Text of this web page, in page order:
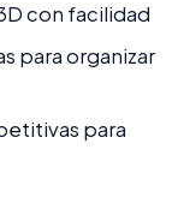
con facilidad
para organizar
para